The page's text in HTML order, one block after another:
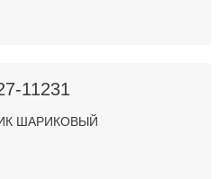
11231
ШАРИКОВЫЙ